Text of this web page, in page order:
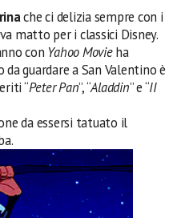
che ci delizia sempre con i
matto per i classici Disney.
con Yahoo Movieha
guardare a San Valentino è
“Peter Pan”, “Aladdin” e “II
da essersi tatuato il